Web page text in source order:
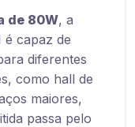
de 80W, a
é capaz de
diferentes
como hall de
maiores,
passa pelo